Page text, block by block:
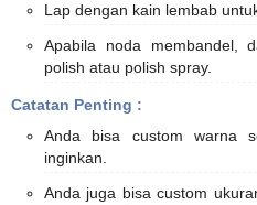
Lap dengan kain lembab
Apabila noda membandel,
polish atau polish spray.
Catatan Penting :
Anda bisa custom warna
inginkan.
Anda juga bisa custom